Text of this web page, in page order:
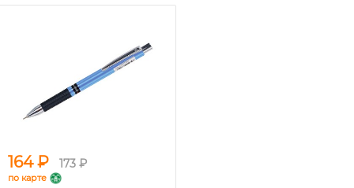
164 ₽ 173 ₽
по карте